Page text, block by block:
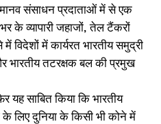
संसाधन प्रदाताओं में से एक
के व्यापारी जहाजों, तेल टैंकरों
में विदेशों में कार्यरत भारतीय समुद्री
भारतीय तटरक्षक बल की प्रमुख
यह साबित किया कि भारतीय
के लिए दुनिया के किसी भी कोने में